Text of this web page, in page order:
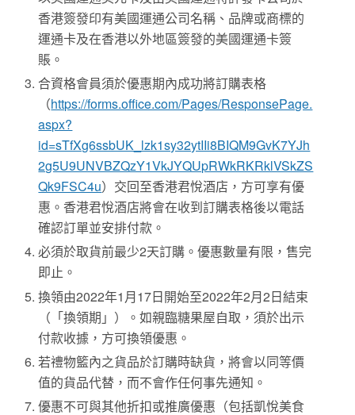
香港簽發印有美國運通公司名稱、品牌或商標的
運通卡及在香港以外地區簽發的美國運通卡簽
賬。
合資格會員須於優惠期內成功將訂購表格
（https://forms.office.com/Pages/ResponsePage.
aspx?
id=sTfXg6ssbUK_lzk1sy32ytIIi8BIQM9GvK7YJh
2g5U9UNVBZQzY1VkJYQUpRWkRKRklVSkZS
Qk9FSC4u）交回至香港君悅酒店，方可享有優
惠。香港君悅酒店將會在收到訂購表格後以電話
確認訂單並安排付款。
必須於取貨前最少2天訂購。優惠數量有限，售完
即止。
換領由2022年1月17日開始至2022年2月2日結束
（「換領期」）。如親臨糖果屋自取，須於出示
付款收據，方可換領優惠。
若禮物籃內之貨品於訂購時缺貨，將會以同等價
值的貨品代替，而不會作任何事先通知。
優惠不可與其他折扣或推廣優惠（包括凱悅美食